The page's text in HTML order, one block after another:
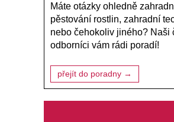
Máte otázky ohledně
pěstování rostlin, zahradní
nebo čehokoliv jiného? Naši
odborníci vám rádi poradí!
přejít do poradny →